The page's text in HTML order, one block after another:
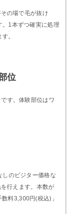
の場で毛が抜け
1本ずつ確実に処理
。
位
す。体験部位はワ
のビジター価格な
行えます。本数が
料3,300円(税込)」